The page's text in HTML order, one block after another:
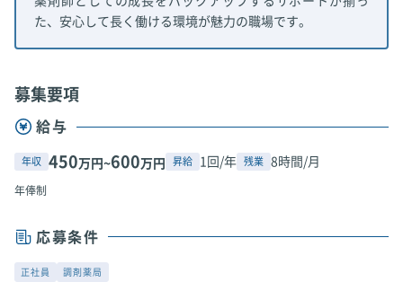
た、安心して長く働ける環境が魅力の職場です。
募集要項
給与
年収 450万円~600万円 昇給 1回/年 残業 8時間/月
年俸制
応募条件
正社員 調剤薬局